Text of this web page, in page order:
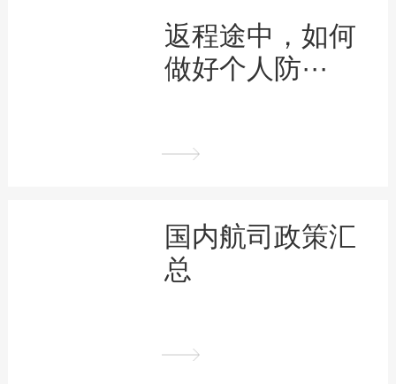
返程途中，如何
做好个人防···
国内航司政策汇
总